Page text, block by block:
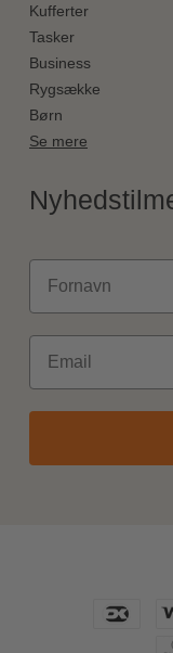
Kufferter
Tasker
Business
Rygsække
Børn
Se mere
Fornavn
Email